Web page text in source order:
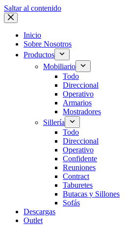
Saltar al contenido
Inicio
Sobre Nosotros
Productos
Mobiliario
Todo
Direccional
Operativo
Armarios
Mostradores
Sillería
Todo
Direccional
Operativo
Confidente
Reuniones
Contract
Taburetes
Butacas y Sillones
Sofás
Descargas
Outlet